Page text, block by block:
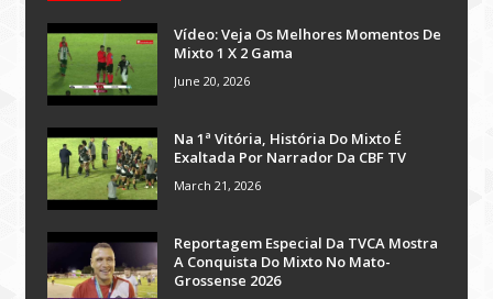
Vídeo: Veja Os Melhores Momentos De
Mixto 1 X 2 Gama
June 20, 2026
Na 1ª Vitória, História Do Mixto É
Exaltada Por Narrador Da CBF TV
March 21, 2026
Reportagem Especial Da TVCA Mostra
A Conquista Do Mixto No Mato-
Grossense 2026